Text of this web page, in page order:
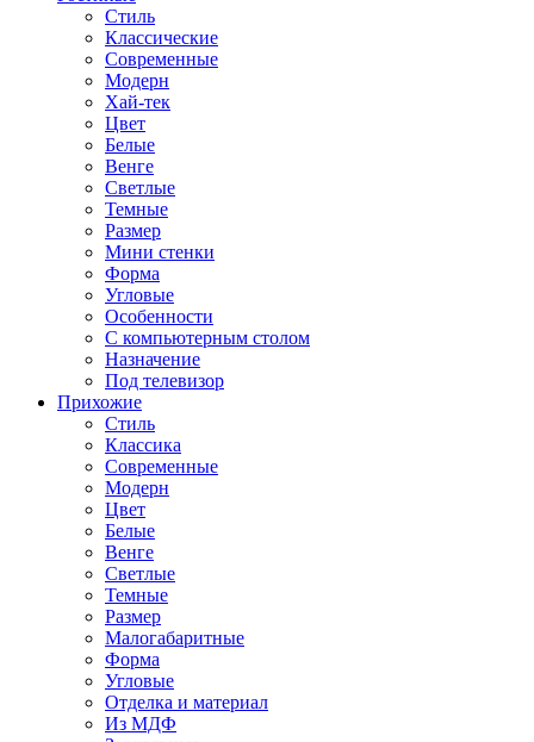
Стиль
Классические
Современные
Модерн
Хай-тек
Цвет
Белые
Венге
Светлые
Темные
Размер
Мини стенки
Форма
Угловые
Особенности
С компьютерным столом
Назначение
Под телевизор
Прихожие
Стиль
Классика
Современные
Модерн
Цвет
Белые
Венге
Светлые
Темные
Размер
Малогабаритные
Форма
Угловые
Отделка и материал
Из МДФ